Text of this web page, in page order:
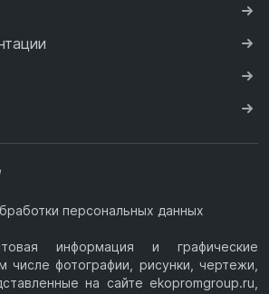
персональных данных
информация и графические
числе фотографии, рисунки, чертежи,
на сайте ekopromgroup.ru,